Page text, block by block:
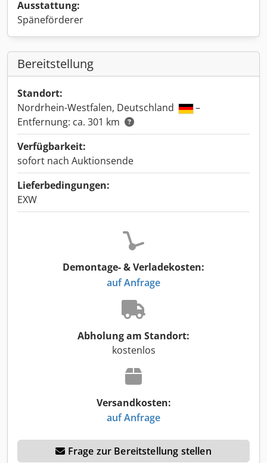
Ausstattung:
Späneförderer
Bereitstellung
Standort:
Nordrhein-Westfalen, Deutschland
–
Entfernung: ca. 301 km
Verfügbarkeit:
sofort nach Auktionsende
Lieferbedingungen:
EXW
Demontage- & Verladekosten:
auf Anfrage
Abholung am Standort:
kostenlos
Versandkosten:
auf Anfrage
Frage zur Bereitstellung stellen